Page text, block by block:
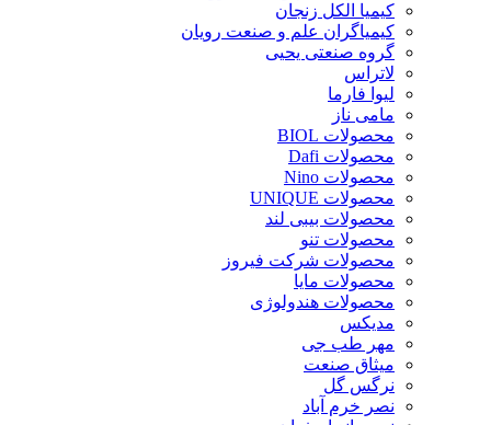
کیمیا الکل زنجان
کیمیاگران علم و صنعت رویان
گروه صنعتی یحیی
لاتراس
لیوا فارما
مامی ناز
محصولات BIOL
محصولات Dafi
محصولات Nino
محصولات UNIQUE
محصولات بیبی لند
محصولات تنو
محصولات شرکت فیروز
محصولات مایا
محصولات هندولوژی
مدیکس
مهر طب جی
میثاق صنعت
نرگس گل
نصر خرم آباد